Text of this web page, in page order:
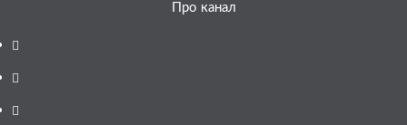
Про канал
Facebook
YouTube
Telegram